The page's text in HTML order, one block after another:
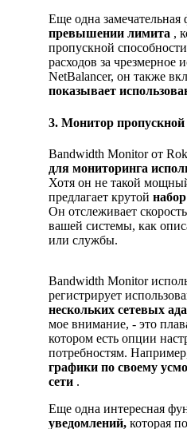
Еще одна
превышении лимита ,
пропускной
расходов за чрезмерное
NetBalancer, он также
показывает
3. Монитор пропускной
Bandwidth Monitor от
для мониторинга
Хотя он не такой
предлагает крутой
Он отслеживает
вашей системы, как
или службы.
Bandwidth Monitor
регистрирует
нескольких сетевых
мое внимание, - это
котором есть опции
потребностям.
графики по своему
сети .
Еще одна интересная
уведомлений, которая